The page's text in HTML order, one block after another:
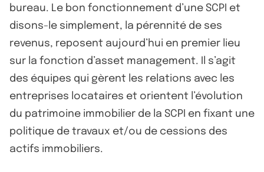
bureau. Le bon fonctionnement d’une SCPI et
disons-le simplement, la pérennité de ses
revenus, reposent aujourd’hui en premier lieu
sur la fonction d’asset management. Il s’agit
des équipes qui gèrent les relations avec les
entreprises locataires et orientent l’évolution
du patrimoine immobilier de la SCPI en fixant une
politique de travaux et/ou de cessions des
actifs immobiliers.